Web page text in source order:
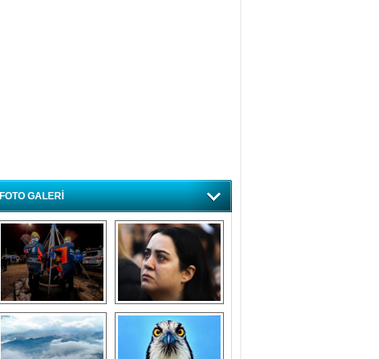
FOTO GALERİ
Bursa'da deprem
tatbikatı gerçeğini
aratmadı
Özlem ve minnetle
anıyoruz